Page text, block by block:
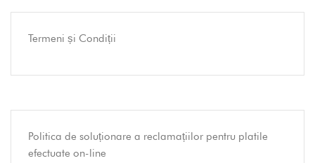
Termeni și Condiții
Politica de soluționare a reclamațiilor pentru platile
efectuate on-line